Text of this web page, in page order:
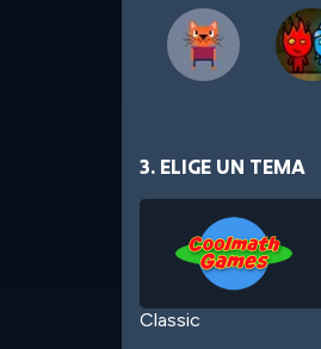
3. ELIGE UN TEMA
Classic